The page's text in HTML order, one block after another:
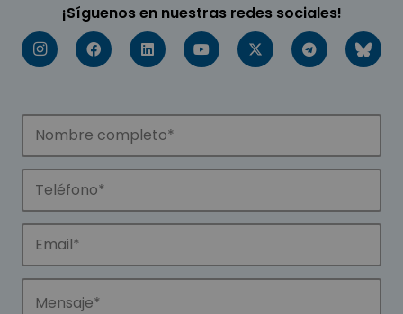
¡Síguenos en nuestras redes sociales!